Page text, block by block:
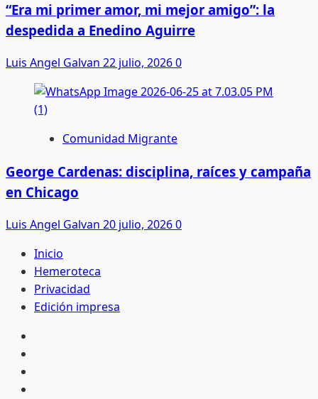
“Era mi primer amor, mi mejor amigo”: la
despedida a Enedino Aguirre
Luis Angel Galvan 22 julio, 20260
Comunidad Migrante
George Cardenas: disciplina, raíces y campaña
en Chicago
Luis Angel Galvan 20 julio, 20260
Inicio
Hemeroteca
Privacidad
Edición impresa